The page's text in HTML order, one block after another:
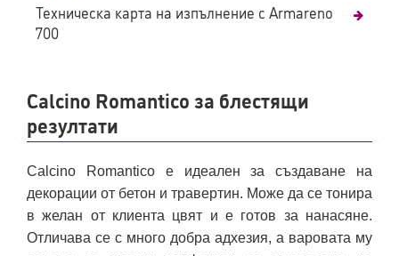
Техническа карта на изпълнение с Armareno
700
Calcino Romantico за блестящи
резултати
Calcino Romantico е идеален за създаване на
декорации от бетон и травертин. Може да се тонира
в желан от клиента цвят и е готов за нанасяне.
Отличава се с много добра адхезия, а варовата му